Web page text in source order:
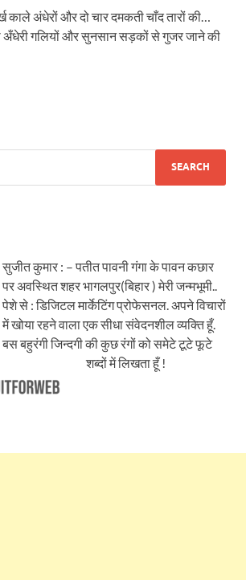
काले अंधेरों और दो चार दमकती चाँद तारों की…
अँधेरी गलियों और सुनसान सड़कों से गुजर जाने की
सुजीत कुमार : – पतीत पावनी गंगा के पावन कछार
पर अवस्थित शहर भागलपुर(बिहार ) मेरी जन्मभूमी..
पेशे से : डिजिटल मार्केटिंग प्रोफेसनल. अपने विचारों
में खोया रहने वाला एक सीधा संवेदनशील व्यक्ति हूँ.
बस बहुरंगी जिन्दगी की कुछ रंगों को समेटे टूटे फूटे
शब्दों में लिखता हूँ !